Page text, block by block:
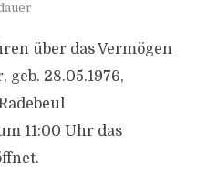
über das Vermögen
28.05.1976,
11:00 Uhr das